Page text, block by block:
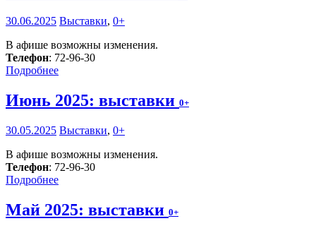
30.06.2025 Выставки, 0+
В афише возможны изменения.
Телефон: 72-96-30
Подробнее
Июнь 2025: выставки 0+
30.05.2025 Выставки, 0+
В афише возможны изменения.
Телефон: 72-96-30
Подробнее
Май 2025: выставки 0+